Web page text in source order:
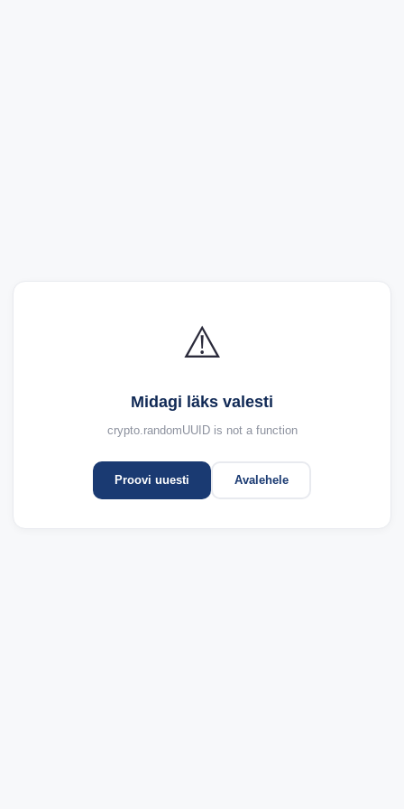
⚠️
Midagi läks valesti
crypto.randomUUID is not a function
Proovi uuesti Avalehele